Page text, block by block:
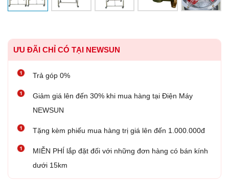
ƯU ĐÃI CHỈ CÓ TẠI NEWSUN
Trả góp 0%
Giảm giá lên đến 30% khi mua hàng tại Điện Máy
NEWSUN
Tặng kèm phiếu mua hàng trị giá lên đến 1.000.000đ
MIỄN PHÍ lắp đặt đối với những đơn hàng có bán kính
dưới 15km